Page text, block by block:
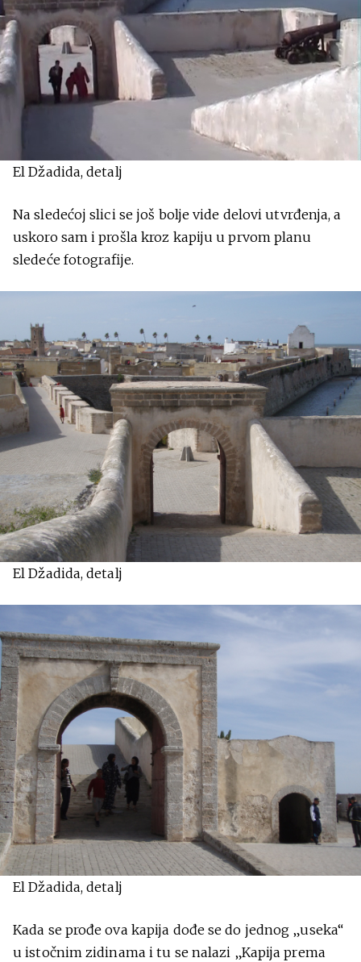
El Džadida, detalj
Na sledećoj slici se još bolje vide delovi utvrđenja, a
uskoro sam i prošla kroz kapiju u prvom planu
sledeće fotografije.
El Džadida, detalj
El Džadida, detalj
Kada se prođe ova kapija dođe se do jednog „useka“
u istočnim zidinama i tu se nalazi „Kapija prema